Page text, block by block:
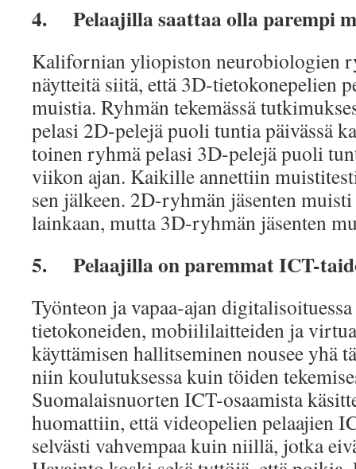
4. Pelaajilla saattaa olla parempi
Kalifornian yliopiston neurobiologien
näytteitä siitä, että 3D-tietokonepelien
muistia. Ryhmän tekemässä
pelasi 2D-pelejä puoli tuntia päivässä
toinen ryhmä pelasi 3D-pelejä puoli
viikon ajan. Kaikille annettiin
sen jälkeen. 2D-ryhmän jäsenten
lainkaan, mutta 3D-ryhmän jäsenten
5. Pelaajilla on paremmat ICT-
Työnteon ja vapaa-ajan
tietokoneiden, mobiililaitteiden ja
käyttämisen hallitseminen nousee yhä
niin koulutuksessa kuin töiden
Suomalaisnuorten ICT-osaamista
huomattiin, että videopelien pelaajien
selvästi vahvempaa kuin niillä, jotka